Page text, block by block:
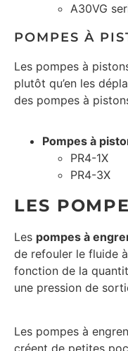
A30VG
POMPES À
Les pompes à
plutôt qu’en les
des pompes à
Pompes à
PR4-1X
PR4-3X
LES
Les pompes à
de refouler le fluide
fonction de la
une pression de
Les pompes à